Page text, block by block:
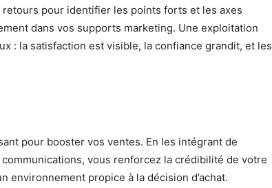
retours pour identifier les points forts et les axes
dans vos supports marketing. Une exploitation
: la satisfaction est visible, la confiance grandit, et les
pour booster vos ventes. En les intégrant de
vous renforcez la crédibilité de votre
environnement propice à la décision d’achat.